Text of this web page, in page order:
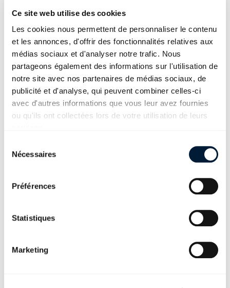
Ce site web utilise des cookies
Les cookies nous permettent de personnaliser le contenu
et les annonces, d'offrir des fonctionnalités relatives aux
médias sociaux et d'analyser notre trafic. Nous
partageons également des informations sur l'utilisation de
notre site avec nos partenaires de médias sociaux, de
publicité et d'analyse, qui peuvent combiner celles-ci
avec d'autres informations que vous leur avez fournies
ou qu'ils ont collectées lors de votre utilisation de leurs
Nécessaires
Préférences
Statistiques
Marketing
D'importance systémique
en Suisse, l'aviation doit
bénéficier d'un soutien
immédiat
mer. 8. avr. 20
La crise du coronavirus ne
préjudice aux apprentis
commerce soutient les
mesures fédérales visant à
atténuer les conséquences